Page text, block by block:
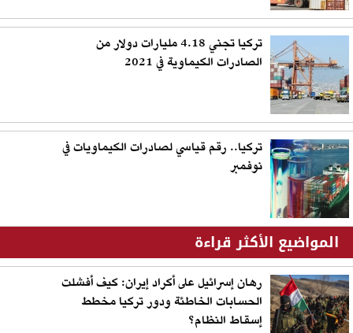
تركيا تجني 4.18 مليارات دولار من
الصادرات الكيماوية في 2021
تركيا.. رقم قياسي لصادرات الكيماويات في
نوفمبر
المواضيع الأكثر قراءة
رهان إسرائيل على أكراد إيران: كيف أفشلت
الحسابات الخاطئة ودور تركيا مخطط
إسقاط النظام؟